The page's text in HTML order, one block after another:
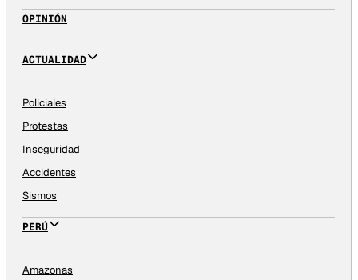
OPINIÓN
ACTUALIDAD
Policiales
Protestas
Inseguridad
Accidentes
Sismos
PERÚ
Amazonas